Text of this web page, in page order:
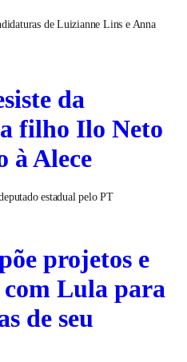
de Luizianne Lins e Anna
da
filho Ilo Neto
à Alece
estadual pelo PT
projetos e
Lula para
de seu